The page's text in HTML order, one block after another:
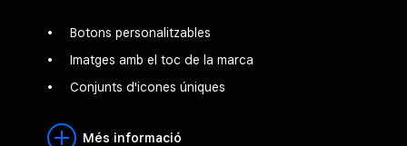
Botons personalitzables
Imatges amb el toc de la marca
Conjunts d'icones úniques
Més informació